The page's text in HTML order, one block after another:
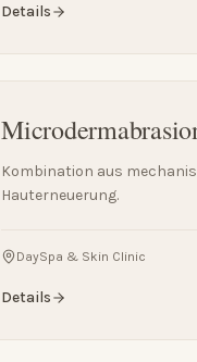
Details
Kombination aus
Hauterneuerung.
DaySpa & Skin Clinic
Details